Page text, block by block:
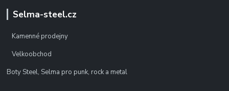
Selma-steel.cz
Kamenné prodejny
Velkoobchod
Boty Steel, Selma pro punk, rock a metal